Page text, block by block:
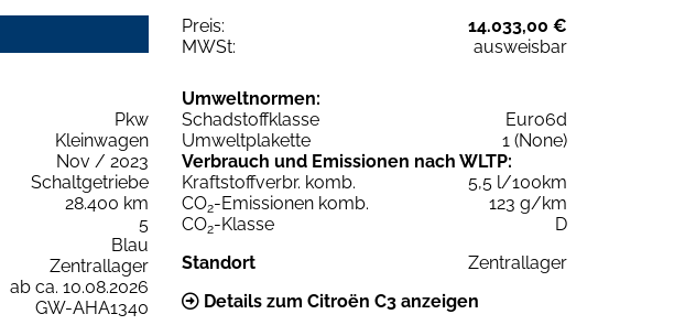
Preis:
14.033,00 €
MWSt:
ausweisbar
Pkw
Kleinwagen
Nov / 2023
Schaltgetriebe
28.400 km
5
Blau
Zentrallager
ab ca. 10.08.2026
GW-AHA1340
Umweltnormen:
Schadstoffklasse
Euro6d
Umweltplakette
1 (None)
Verbrauch und Emissionen nach WLTP:
Kraftstoffverbr. komb.
5,5 l/100km
CO2-Emissionen komb.
123 g/km
CO2-Klasse
D
Standort
Zentrallager
Details zum Citroën C3 anzeigen